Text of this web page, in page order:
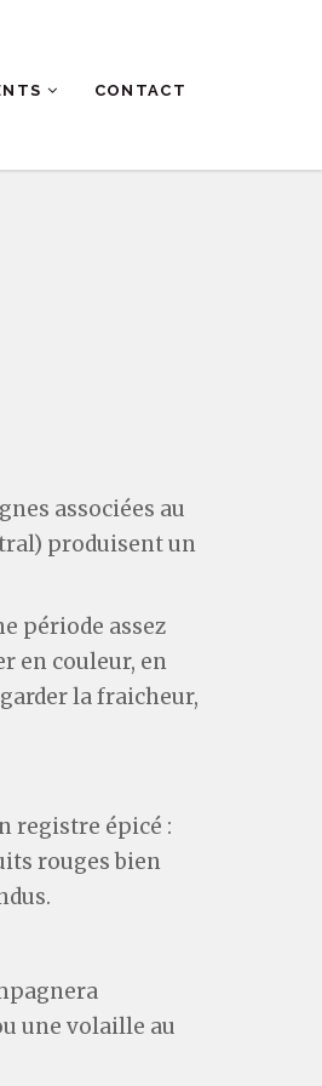
CONTACT
associées au
produisent un
période assez
en couleur, en
la fraicheur,
registre épicé :
rouges bien
une volaille au